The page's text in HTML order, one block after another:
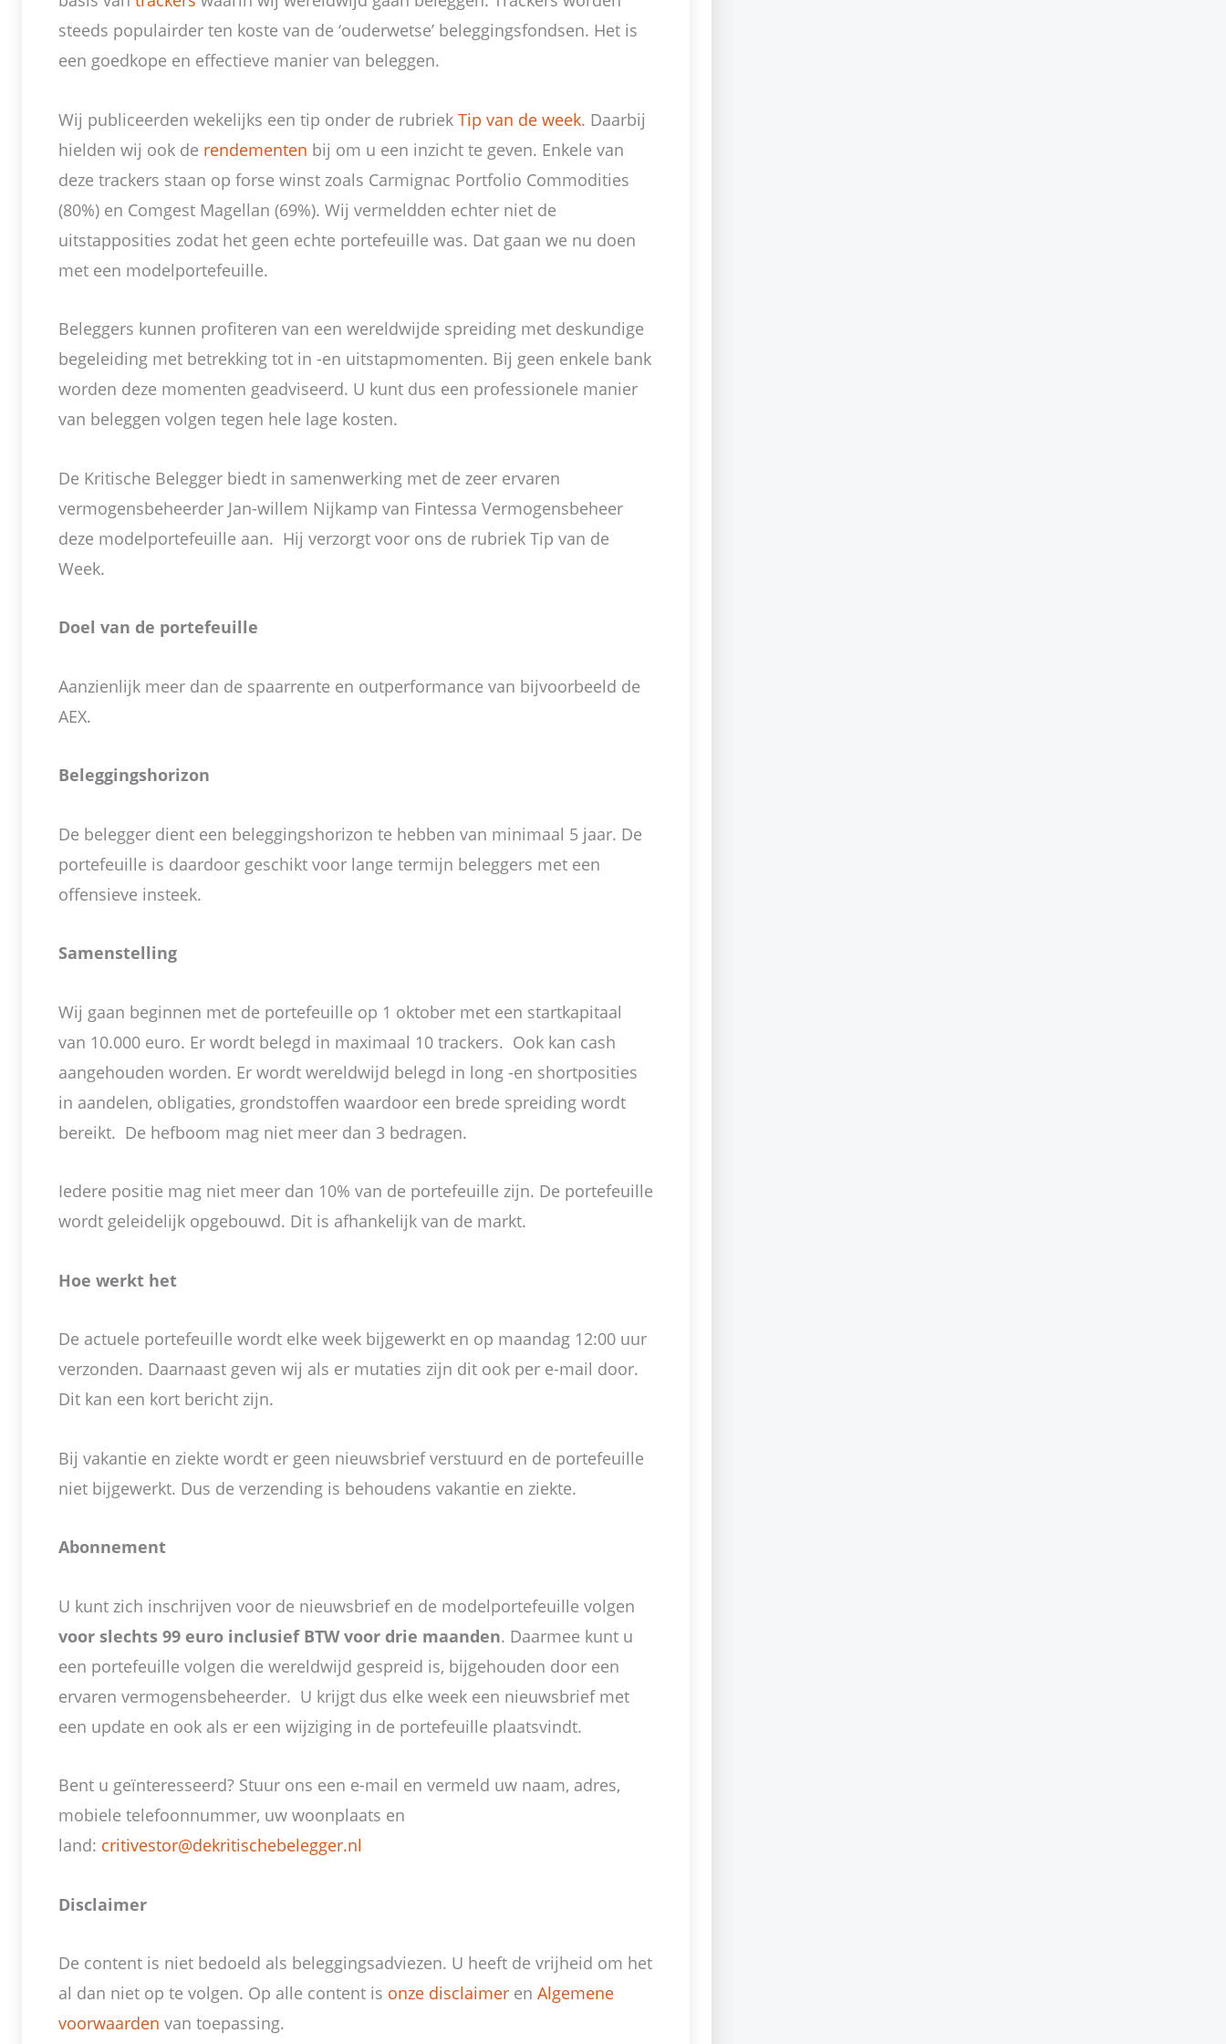
steeds populairder ten koste van de ‘ouderwetse’ beleggingsfondsen. Het is
een goedkope en effectieve manier van beleggen.
Wij publiceerden wekelijks een tip onder de rubriek Tip van de week. Daarbij
hielden wij ook de rendementen bij om u een inzicht te geven. Enkele van
deze trackers staan op forse winst zoals Carmignac Portfolio Commodities
(80%) en Comgest Magellan (69%). Wij vermeldden echter niet de
uitstapposities zodat het geen echte portefeuille was. Dat gaan we nu doen
met een modelportefeuille.
Beleggers kunnen profiteren van een wereldwijde spreiding met deskundige
begeleiding met betrekking tot in -en uitstapmomenten. Bij geen enkele bank
worden deze momenten geadviseerd. U kunt dus een professionele manier
van beleggen volgen tegen hele lage kosten.
De Kritische Belegger biedt in samenwerking met de zeer ervaren
vermogensbeheerder Jan-willem Nijkamp van Fintessa Vermogensbeheer
deze modelportefeuille aan. Hij verzorgt voor ons de rubriek Tip van de
Week.
Doel van de portefeuille
Aanzienlijk meer dan de spaarrente en outperformance van bijvoorbeeld de
AEX.
Beleggingshorizon
De belegger dient een beleggingshorizon te hebben van minimaal 5 jaar. De
portefeuille is daardoor geschikt voor lange termijn beleggers met een
offensieve insteek.
Samenstelling
Wij gaan beginnen met de portefeuille op 1 oktober met een startkapitaal
van 10.000 euro. Er wordt belegd in maximaal 10 trackers. Ook kan cash
aangehouden worden. Er wordt wereldwijd belegd in long -en shortposities
in aandelen, obligaties, grondstoffen waardoor een brede spreiding wordt
bereikt. De hefboom mag niet meer dan 3 bedragen.
Iedere positie mag niet meer dan 10% van de portefeuille zijn. De portefeuille
wordt geleidelijk opgebouwd. Dit is afhankelijk van de markt.
Hoe werkt het
De actuele portefeuille wordt elke week bijgewerkt en op maandag 12:00 uur
verzonden. Daarnaast geven wij als er mutaties zijn dit ook per e-mail door.
Dit kan een kort bericht zijn.
Bij vakantie en ziekte wordt er geen nieuwsbrief verstuurd en de portefeuille
niet bijgewerkt. Dus de verzending is behoudens vakantie en ziekte.
Abonnement
U kunt zich inschrijven voor de nieuwsbrief en de modelportefeuille volgen
voor slechts 99 euro inclusief BTW voor drie maanden. Daarmee kunt u
een portefeuille volgen die wereldwijd gespreid is, bijgehouden door een
ervaren vermogensbeheerder. U krijgt dus elke week een nieuwsbrief met
een update en ook als er een wijziging in de portefeuille plaatsvindt.
Bent u geïnteresseerd? Stuur ons een e-mail en vermeld uw naam, adres,
mobiele telefoonnummer, uw woonplaats en
land: critivestor@dekritischebelegger.nl
Disclaimer
De content is niet bedoeld als beleggingsadviezen. U heeft de vrijheid om het
al dan niet op te volgen. Op alle content is onze disclaimer en Algemene
voorwaarden van toepassing.